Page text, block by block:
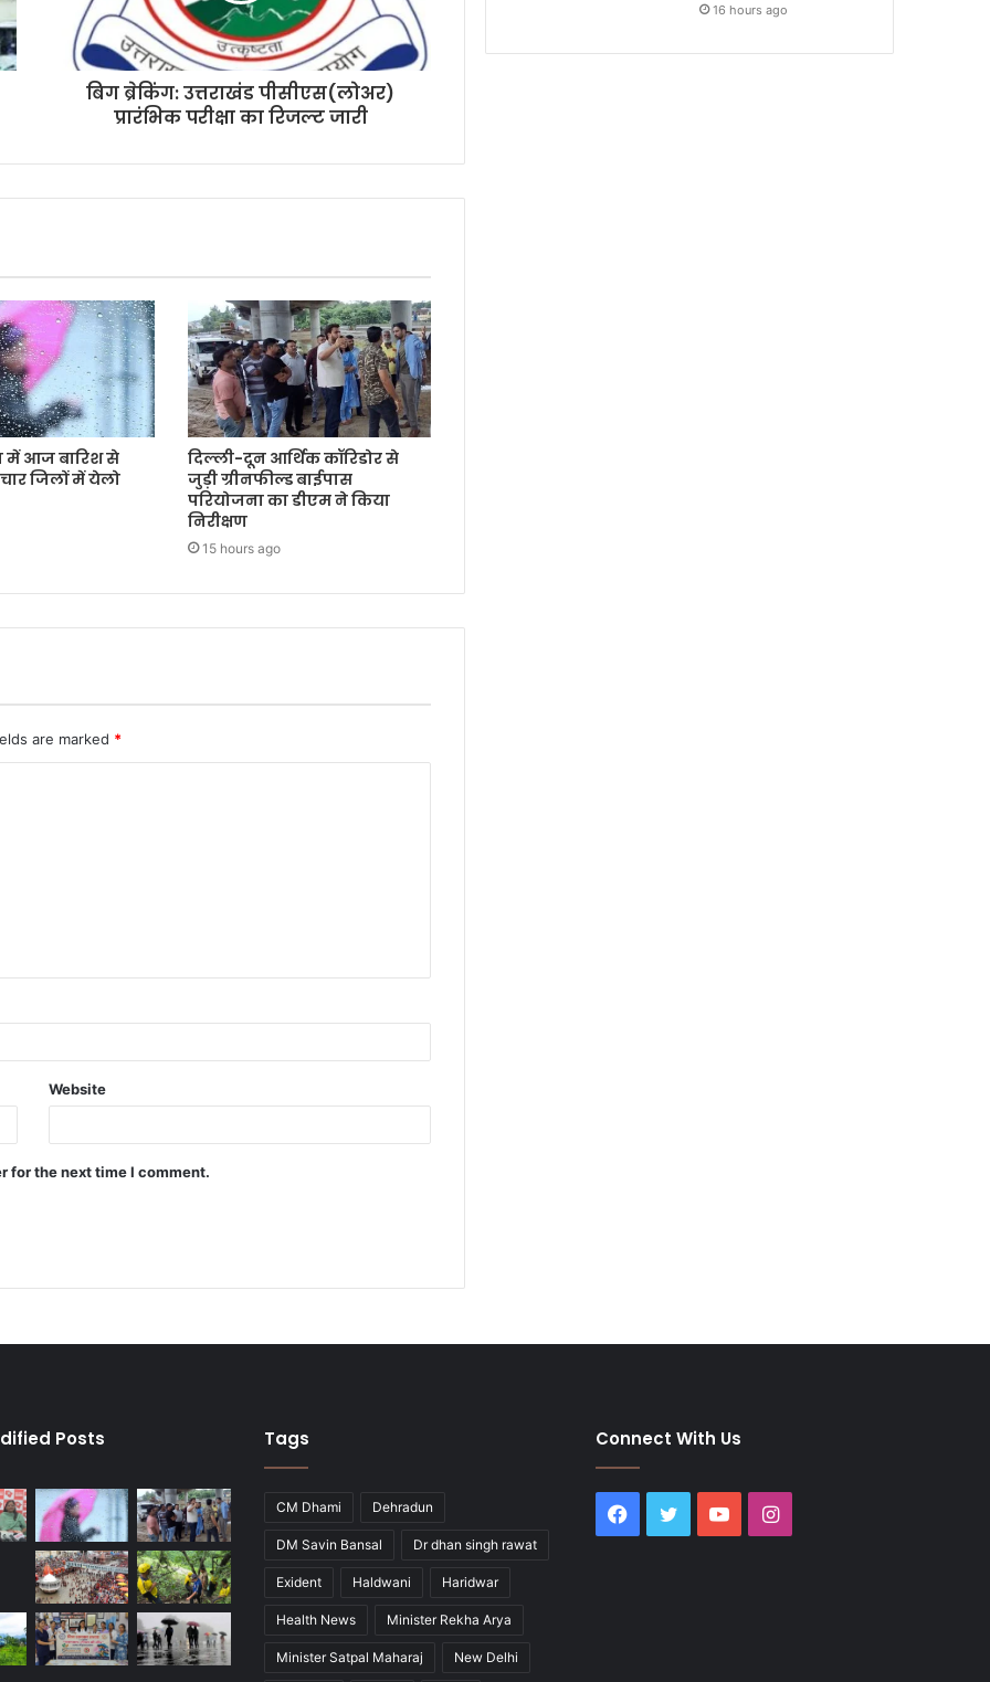
बिग ब्रेकिंग: उत्तराखंड पीसीएस(लोअर)
प्रारंभिक परीक्षा का रिजल्ट जारी
में आज बारिश से
जिलों में येलो
दिल्ली-दून आर्थिक कॉरिडोर से
जुड़ी ग्रीनफील्ड बाईपास
परियोजना का डीएम ने किया
निरीक्षण
15 hours ago
are marked *
Website
for the next time I comment.
16 hours ago
Posts Tags
CM Dhami Dehradun
DM Savin Bansal Dr dhan singh rawat
Exident Haldwani Haridwar
Health News Minister Rekha Arya
Minister Satpal Maharaj New Delhi
Connect With Us
Facebook
Twitter YouTubeInstagram